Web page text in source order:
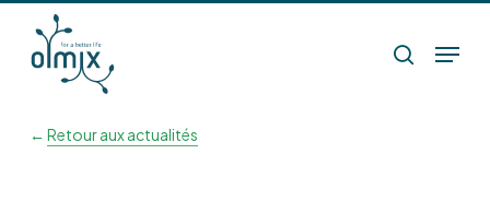
search
Menu
← Retour aux actualités